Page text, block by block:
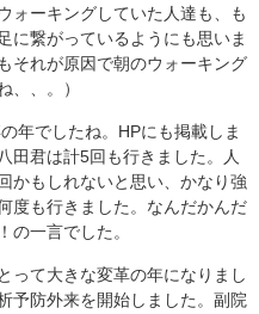
ォーキングしていた人達も、も
に繋がっているようにも思いま
それが原因で朝のウォーキング
、、。）
年でしたね。HPにも掲載しま
田君は計5回も行きました。人
かもしれないと思い、かなり強
度も行きました。なんだかんだ
の一言でした。
って大きな変革の年になりまし
予防外来を開始しました。副院